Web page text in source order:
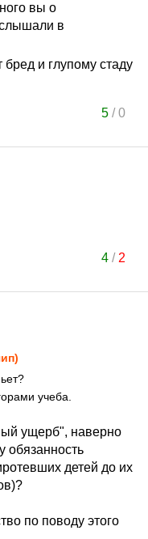
вы о
в
бред и глупому стаду
5/0
4/ 2
учеба.
ущерб", наверно
обязанность
детей до их
по поводу этого